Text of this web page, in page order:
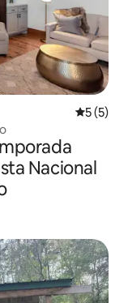
5 de
5 (5)
Nacional